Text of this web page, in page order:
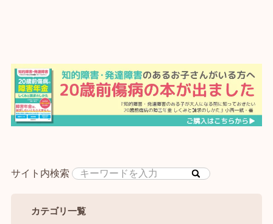
サイト内検索
カテゴリ一覧